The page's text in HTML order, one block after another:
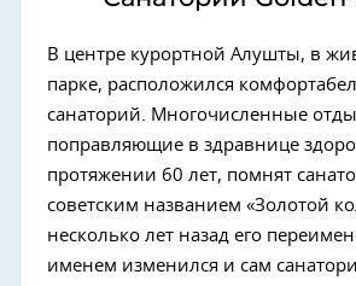
В центре курортной Алушты, в
парке, расположился
санаторий. Многочисленные
поправляющие в здравнице
протяжении 60 лет, помнят
советским названием «Золотой
несколько лет назад его
именем изменился и сам